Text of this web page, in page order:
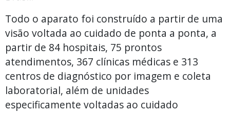
Todo o aparato foi construído a partir de uma
visão voltada ao cuidado de ponta a ponta, a
partir de 84 hospitais, 75 prontos
atendimentos, 367 clínicas médicas e 313
centros de diagnóstico por imagem e coleta
laboratorial, além de unidades
especificamente voltadas ao cuidado